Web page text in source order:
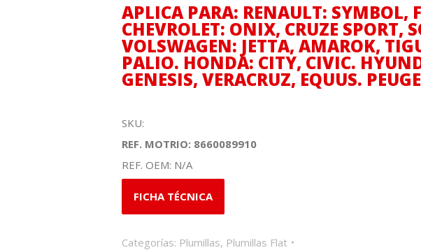
APLICA PARA: RENAULT: SYMBOL,
CHEVROLET: ONIX, CRUZE SPORT,
VOLSWAGEN: JETTA, AMAROK,
PALIO. HONDA: CITY, CIVIC.
GENESIS, VERACRUZ, EQUUS.
SKU:
REF. MOTRIO: 8660089910
REF. OEM: N/A
FICHA TÉCNICA
Categorías: Plumillas, Plumillas Flat